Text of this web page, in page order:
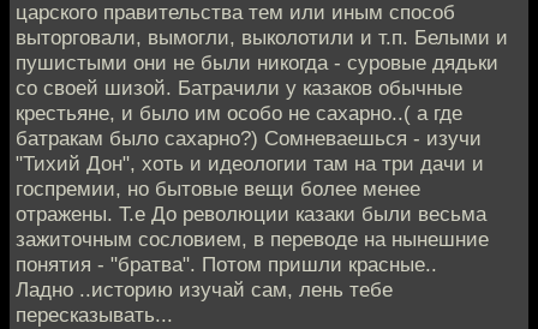
царского правительства тем или иным способ
выторговали, вымогли, выколотили и т.п. Белыми и
пушистыми они не были никогда - суровые дядьки
со своей шизой. Батрачили у казаков обычные
крестьяне, и было им особо не сахарно..( а где
батракам было сахарно?) Сомневаешься - изучи
"Тихий Дон", хоть и идеологии там на три дачи и
госпремии, но бытовые вещи более менее
отражены. Т.е До революции казаки были весьма
зажиточным сословием, в переводе на нынешние
понятия - "братва". Потом пришли красные..
Ладно ..историю изучай сам, лень тебе
пересказывать...